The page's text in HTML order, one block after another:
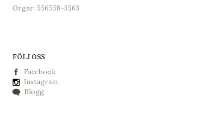
Orgnr: 556558-3563
FÖLJ OSS
Facebook
Instagram
Blogg